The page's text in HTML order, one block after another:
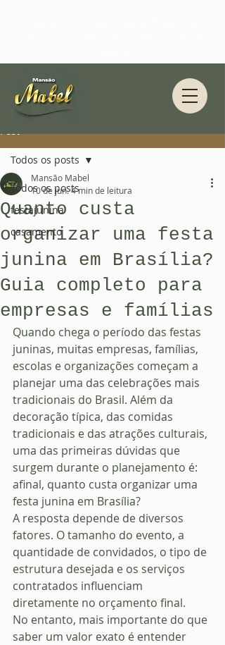
Todos os posts
festajunina
casamento
Todos os posts
Quanto custa
organizar uma festa
junina em Brasília?
Guia completo para
empresas e famílias
Mansão Mabel
10 de jun.4 min de leitura
Quando chega o período das festas
juninas, muitas empresas, famílias,
escolas e organizações começam a
planejar uma das celebrações mais
tradicionais do Brasil. Além da
decoração típica, das comidas
tradicionais e das atrações culturais,
uma das primeiras dúvidas que
surgem durante o planejamento é:
afinal, quanto custa organizar uma
festa junina em Brasília?
A resposta depende de diversos
fatores. O tamanho do evento, a
quantidade de convidados, o tipo de
estrutura desejada e os serviços
contratados influenciam
diretamente no orçamento final.
No entanto, mais importante do que
saber um valor exato é entender